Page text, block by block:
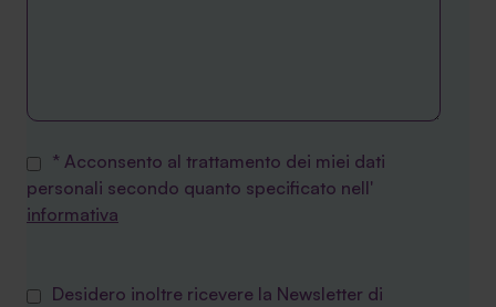
* Acconsento al trattamento dei miei dati
personali secondo quanto specificato nell'
informativa
Desidero inoltre ricevere la Newsletter di